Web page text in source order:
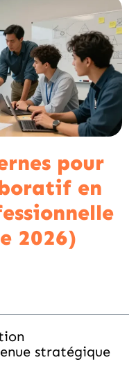
pour
en
2026)
stratégique